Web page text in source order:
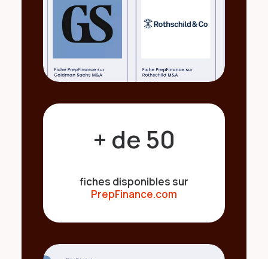
+ de 50
fiches disponibles sur
PrepFinance.com